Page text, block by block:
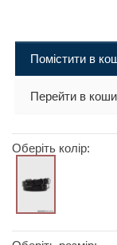
Помістити в
Перейти в
Оберіть колір: